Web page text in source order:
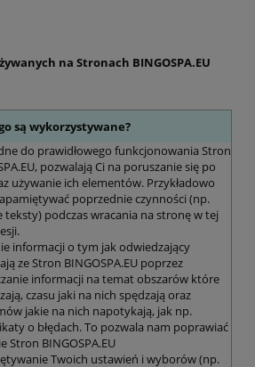
na Stronach BINGOSPA.EU
są wykorzystywane?
do prawidłowego funkcjonowania Stron
pozwalają Ci na poruszanie się po
używanie ich elementów. Przykładowo
poprzednie czynności (np.
podczas wracania na stronę w tej
informacji o tym jak odwiedzający
ze Stron BINGOSPA.EU poprzez
informacji na temat obszarów które
czasu jaki na nich spędzają oraz
jakie na nich napotykają, jak np.
o błędach. To pozwala nam poprawiać
Stron BINGOSPA.EU
Twoich ustawień i wyborów (np.